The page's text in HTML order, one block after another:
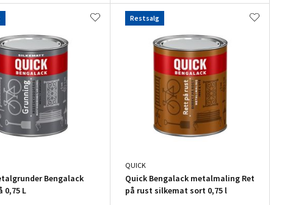
Bengalack
0,75 L
Restsalg
QUICK
Quick Bengalack metalmaling Ret
på rust silkemat sort 0,75 l